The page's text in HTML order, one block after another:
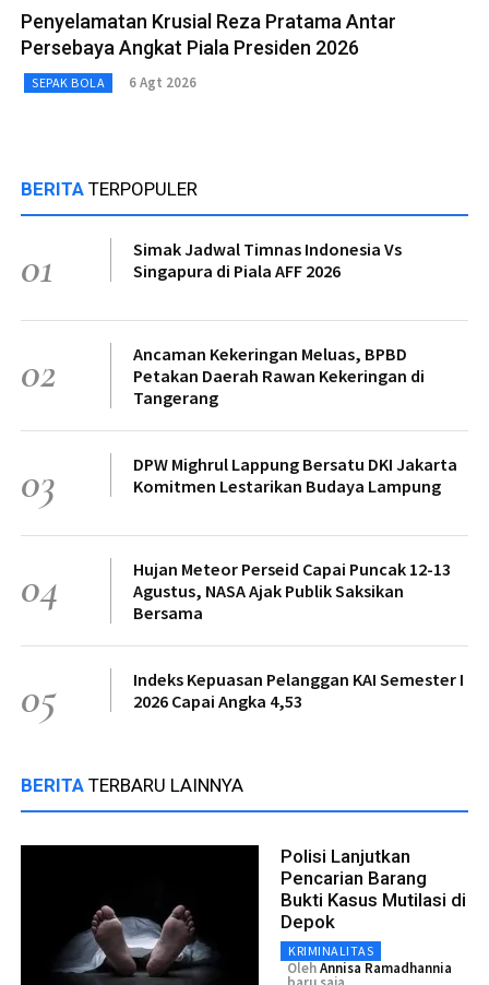
Penyelamatan Krusial Reza Pratama Antar
Persebaya Angkat Piala Presiden 2026
SEPAK BOLA 6 Agt 2026
BERITA TERPOPULER
01
Simak Jadwal Timnas Indonesia Vs
Singapura di Piala AFF 2026
02
Ancaman Kekeringan Meluas, BPBD
Petakan Daerah Rawan Kekeringan di
Tangerang
03
DPW Mighrul Lappung Bersatu DKI Jakarta
Komitmen Lestarikan Budaya Lampung
04
Hujan Meteor Perseid Capai Puncak 12-13
Agustus, NASA Ajak Publik Saksikan
Bersama
05
Indeks Kepuasan Pelanggan KAI Semester I
2026 Capai Angka 4,53
BERITA TERBARU LAINNYA
Polisi Lanjutkan
Pencarian Barang
Bukti Kasus Mutilasi di
Depok
KRIMINALITAS
OlehAnnisa Ramadhannia